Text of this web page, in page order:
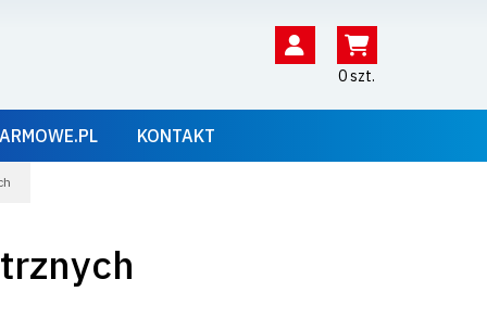
0 szt.
KONTAKT